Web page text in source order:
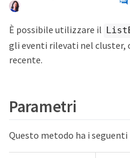
È possibile utilizzare il
gli eventi rilevati nel cluster,
recente.
Parametri
Questo metodo ha i